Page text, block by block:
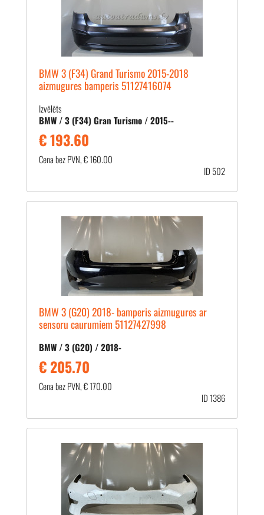
BMW 3 (F34) Grand Turismo 2015-2018
aizmugures bamperis 51127416074
Izvēlēts
BMW / 3 (F34) Gran Turismo / 2015--
€ 193.60
Cena bez PVN, € 160.00
ID 502
BMW 3 (G20) 2018- bamperis aizmugures ar
sensoru caurumiem 51127427998
BMW / 3 (G20) / 2018-
€ 205.70
Cena bez PVN, € 170.00
ID 1386